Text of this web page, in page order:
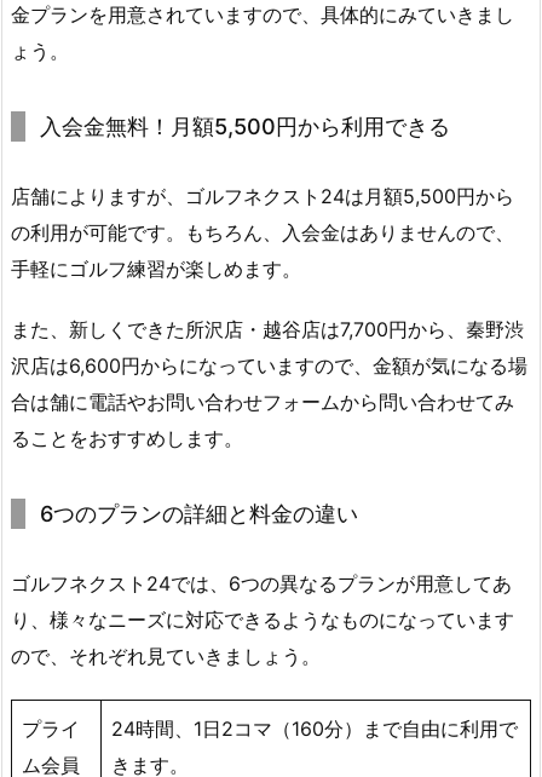
ン
キ
プ
2.
ゴ
ル
フ
ネ
の
入
金
と
金プランを用意されていますので、具体的にみていきまし
ょう。
入会金無料！月額5,500円から利用できる
店舗によりますが、ゴルフネクスト24は月額5,500円から
の利用が可能です。もちろん、入会金はありませんので、
手軽にゴルフ練習が楽しめます。
また、新しくできた所沢店・越谷店は7,700円から、秦野渋
沢店は6,600円からになっていますので、金額が気になる場
合は舗に電話やお問い合わせフォームから問い合わせてみ
ることをおすすめします。
6つのプランの詳細と料金の違い
ゴルフネクスト24では、6つの異なるプランが用意してあ
り、様々なニーズに対応できるようなものになっています
ので、それぞれ見ていきましょう。
プライ
ム会員
24時間、1日2コマ（160分）まで自由に利用で
きます。